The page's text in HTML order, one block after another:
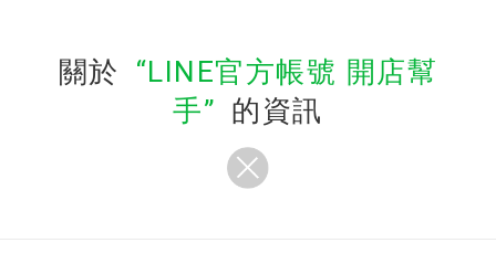
關於
LINE官方帳號 開店幫
手
的資訊